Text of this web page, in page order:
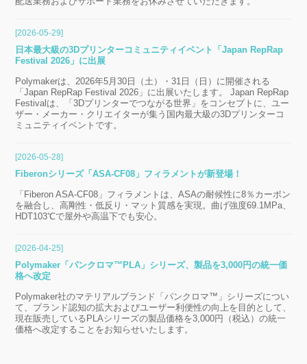
[2026-05-29]
日本最大級の3Dプリンターコミュニティイベント「Japan RepRap
Festival 2026」に出展
Polymakerは、2026年5月30日（土）・31日（日）に開催される
「Japan RepRap Festival 2026」に出展いたします。 Japan RepRap
Festivalは、「3Dプリンターでつながる世界」をコンセプトに、ユー
ザー・メーカー・クリエイターが集う国内最大級の3Dプリンターコ
ミュニティイベントです。
[2026-05-28]
Fiberonシリーズ「ASA-CF08」フィラメントが新登場！
「Fiberon ASA-CF08」フィラメントは、ASAの耐候性に8％カーボン
を融合し、高剛性・低反り・マット質感を実現。曲げ強度69.1MPa、
HDT103℃で屋外や高温下でも安心。
[2026-04-25]
Polymaker「パンクロマ™PLA」シリーズ、製品を3,000円の統一価
格へ改定
Polymaker社のマテリアルブランド「パンクロマ™」シリーズについ
て、ブランド認知の拡大およびユーザー利便性の向上を目的として、
現在販売しているPLAシリーズの製品価格を3,000円（税込）の統一
価格へ改定することをお知らせいたします。